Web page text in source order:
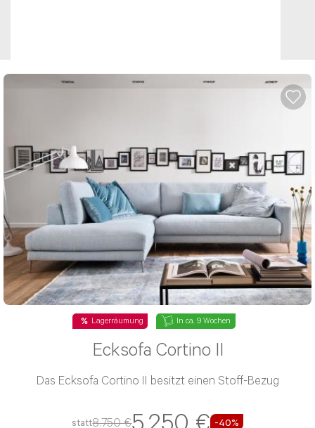
Lagerräumung In ca. 9 Wochen
Ecksofa Cortino II
Das Ecksofa Cortino II besitzt einen Stoff-Bezug
statt8.750 € -40%